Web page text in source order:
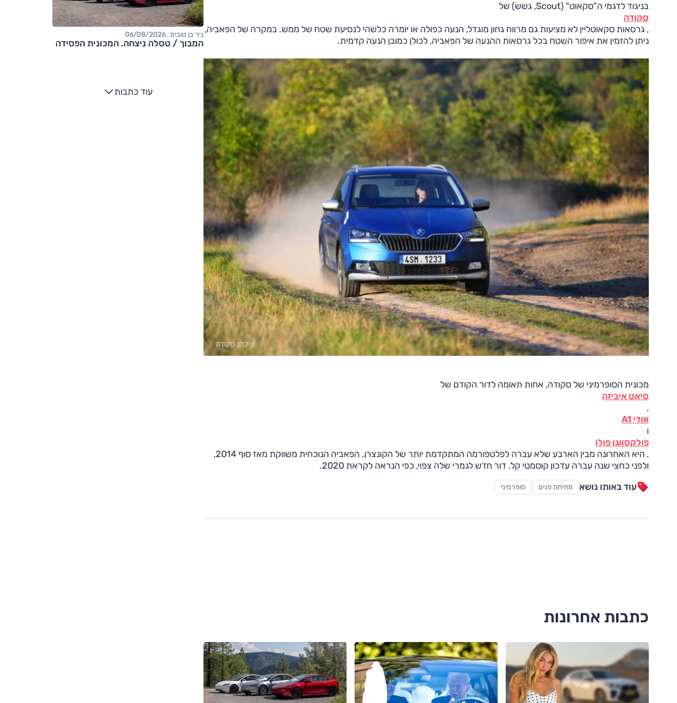
בניגוד לדגמי ה"סקאוט" (Scout, גשש) של
סקודה
, גרסאות סקאוטליין לא מציעות גם מרווח גחון מוגדל, הנעה כפולה או יומרה כלשהי לנסיעת שטח של ממש. במקרה של הפאביה,
ניתן להזמין את איפור השטח בכל גרסאות ההנעה של הפאביה, לכולן כמובן הנעה קדמית.
מכונית הסופרמיני של סקודה, אחות תאומה לדור הקודם של
סיאט איביזה
,
אודי A1
ו
פולקסווגן פולו
, היא האחרונה מבין הארבע שלא עברה לפלטפורמה המתקדמת יותר של הקונצרן. הפאביה הנוכחית משווקת מאז סוף 2014,
ולפני כחצי שנה עברה עדכון קוסמטי קל. דור חדש לגמרי שלה צפוי, כפי הנראה לקראת 2020.
עוד באותו נושא
מתיחת פנים סופרמיני
כתבות אחרונות
ניר בן טובים , 06/08/2026
המבוך / טסלה ניצחה. המכונית הפסידה
עוד כתבות